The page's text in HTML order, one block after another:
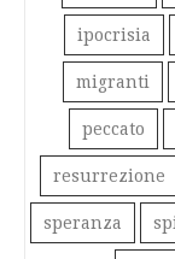
ipocrisia
migranti
peccato
resurrezione
speranza